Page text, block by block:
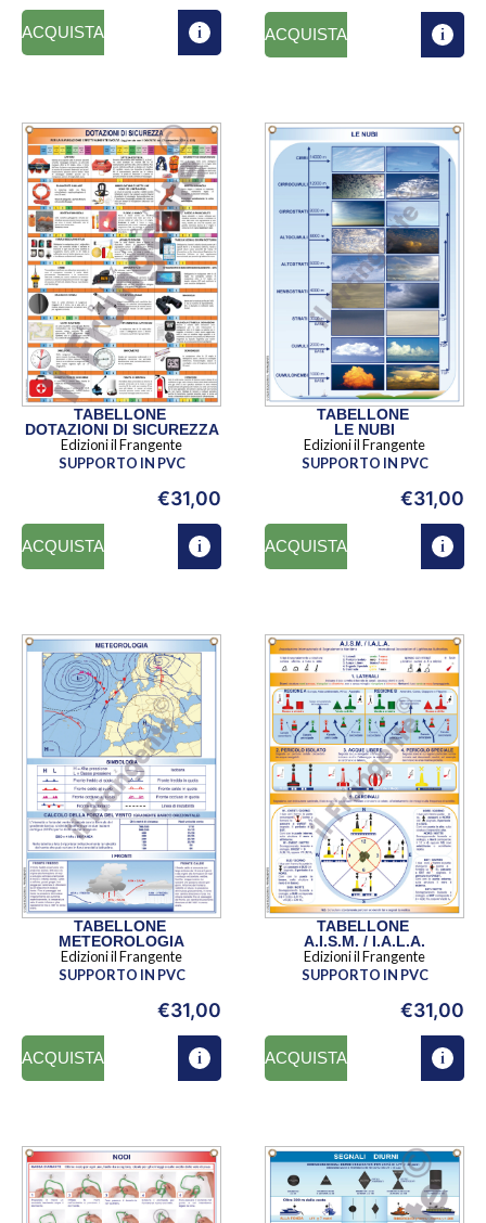
ACQUISTA ACQUISTA
TABELLONE
DOTAZIONI DI SICUREZZA
Edizioni il Frangente
SUPPORTO IN PVC
€31,00
ACQUISTA
TABELLONE
LE NUBI
Edizioni il Frangente
SUPPORTO IN PVC
€31,00
ACQUISTA
TABELLONE
METEOROLOGIA
Edizioni il Frangente
SUPPORTO IN PVC
€31,00
ACQUISTA
TABELLONE
A.I.S.M. / I.A.L.A.
Edizioni il Frangente
SUPPORTO IN PVC
€31,00
ACQUISTA